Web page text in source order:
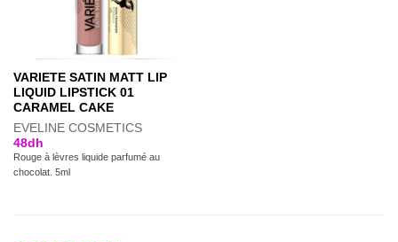
VARIETE SATIN MATT LIP
LIQUID LIPSTICK 01
CARAMEL CAKE
EVELINE COSMETICS
48dh
Rouge à lèvres liquide parfumé au
chocolat. 5ml